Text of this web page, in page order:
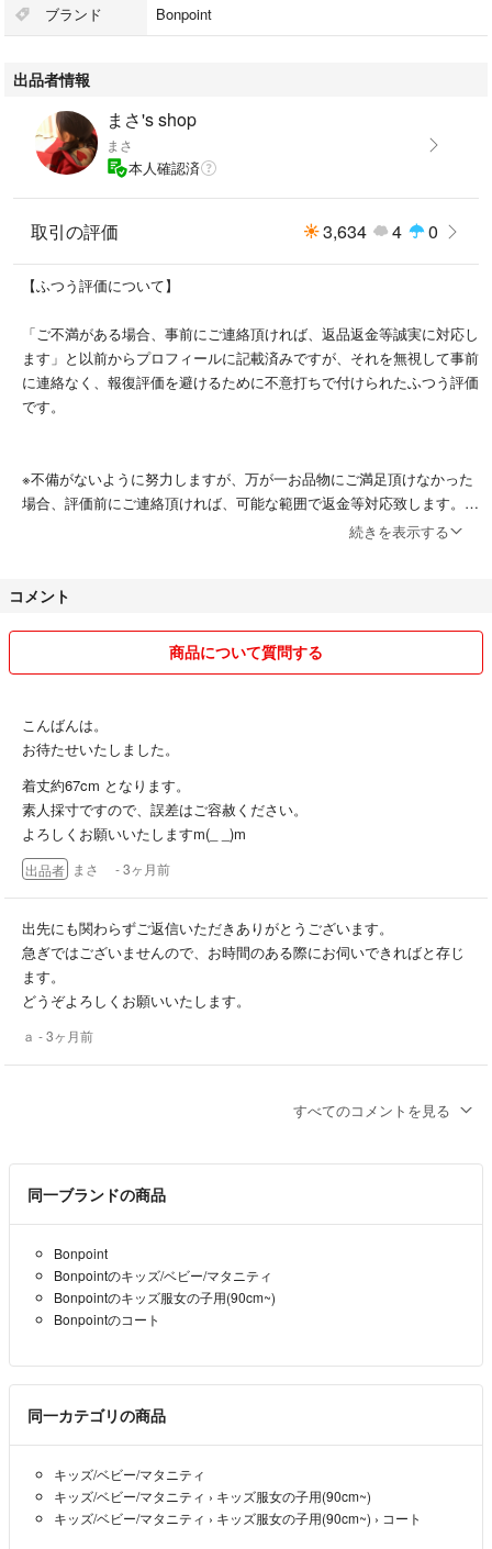
定価 46,000円程
ポリウレタン100%
雨の日もハッピーな気分になるネオンカラーのレインコート。
裾が広がったデザインで歩さばきがよく、フロントにフラップポケットが
あり機能性も◎。
コンパクトにたたんでバッグの中に携帯しておけば、急な雨でも安心で
す。
新品未使用紙タグ付きの御品物でして、試着もしておりません（画像６、
御理解頂ける方のみ御購入をお願い致します。畳皺も御容赦下さい。
2022 22 SS 春夏 コレクション 限定 リバティ 花 柄 ワンピース 人気 完
ドブレーカー 雨合羽 カッパ かっぱ レッド 赤 オレンジ 橙 チェリー マー
カラー···レッド
サイズ···140cm
性別···女の子
ブランド Bonpoint
出品者情報
まさ's shop
まさ
本人確認済
取引の評価 3,634 4 0
【ふつう評価について】
「ご不満がある場合、事前にご連絡頂ければ、返品返金等誠実に対応し
ます」と以前からプロフィールに記載済みですが、それを無視して事前
に連絡なく、報復評価を避けるために不意打ちで付けられたふつう評価
です。
※不備がないように努力しますが、万が一お品物にご満足頂けなかった
場合、評価前にご連絡頂ければ、可能な範囲で返金等対応致します。
（「いかなる場合も返品返金不可」の記載はラクマルール違反です）
●24時間どの時間帯でもご購入、メッセージ等、大歓迎です。
●取引メッセージは任意ですので、無言取引でも大丈夫です。コメント
なしでの即購入ももちろん大歓迎です。
●家族に喫煙者なし、ペットなしです。
気軽にコメント下さい。日中は仕事していますが、頂いたコメントには
当日中に返信します。
●アミューズメント景品や店頭陳列品につきましては、細かい汚れの付
《発送方法について》
●発送方法の変更承ります。補償、追跡をご希望の方はご購入前にその
旨コメント下さい。
●基本的に窓口（郵便局orコンビニ）にて対面で引き渡し、発送証明
（普通郵便の場合は支払いの際のレシート）をもらいますので、発送忘
れはありません。
※ただし普通郵便・ラクマパック（日本郵便）については、ポストやス
マリへ投函することもあります。
●フォローやいいねを繰り返すのみで、その後コメントや購入が一度も
ない方はブロックさせて頂くことがあります。
続きを表示する
コメント
商品について質問する
こんばんは。
お待たせいたしました。
着丈約67cm となります。
素人採寸ですので、誤差はご容赦ください。
よろしくお願いいたしますm(_ _)m
出品者 まさ - 3ヶ月前
出先にも関わらずご返信いただきありがとうございます。
急ぎではございませんので、お時間のある際にお伺いできればと存じ
ます。
どうぞよろしくお願いいたします。
ａ - 3ヶ月前
購入を御検討頂いているとのことですので可能ですが、只今出先で帰
御返事が遅くなってしまいますが、お測り次第ご連絡しますので宜し
くお願い致しますm(_ _)m
出品者 まさ- 3ヶ月前
はじめまして。
こちらの商品の購入を検討しております。
お忙しい中恐れ入りますが、着丈をお伺いすることは可能でしょう
どうぞよろしくお願いいたします。
ａ- 3ヶ月前
すべてのコメントを見る
同一ブランドの商品
Bonpoint
Bonpointのキッズ/ベビー/マタニティ
Bonpointのキッズ服女の子用(90cm~)
Bonpointのコート
同一カテゴリの商品
キッズ/ベビー/マタニティ
キッズ/ベビー/マタニティ › キッズ服女の子用(90cm~)
キッズ/ベビー/マタニティ › キッズ服女の子用(90cm~) › コート